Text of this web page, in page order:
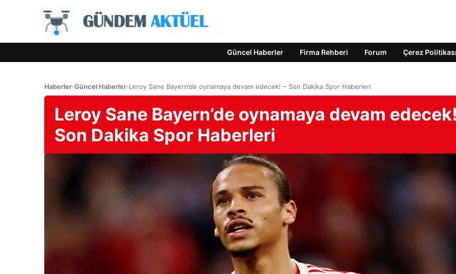
Güncel Haberler Firma Rehberi Forum Çerez Politikası
Haberler›Güncel Haberler›Leroy Sane Bayern’de oynamaya devam edecek! – Son Dakika Spor Haberleri
Leroy Sane Bayern’de oynamaya devam
Son Dakika Spor Haberleri